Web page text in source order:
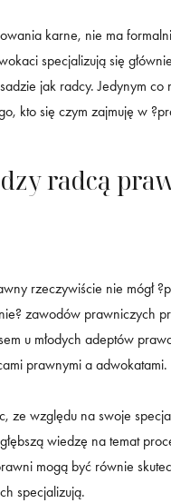
karne, nie ma
specjalizują się
jak radcy. Jedynym
kto się czym zajmuję w
radcą
rzeczywiście nie mógł
zawodów prawniczych
u młodych adeptów
prawnymi a adwokatami.
ze względu na swoje
wiedzę na temat
mogą być równie
specjalizują.